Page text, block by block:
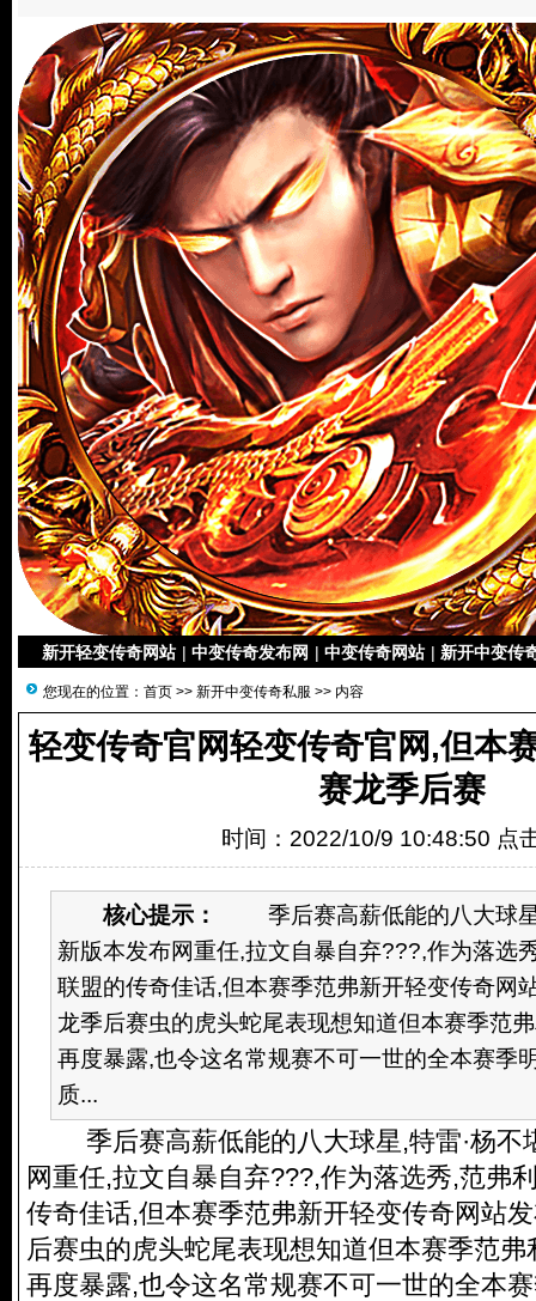
新开轻变传奇网站 | 中变传奇发布网 | 中变传奇网站 | 新开中变传
您现在的位置： 首页 >> 新开中变传奇私服 >> 内容
轻变传奇官网轻变传奇官网,但本
赛龙季后赛
时间：2022/10/9 10:48:50 点
核心提示：
季后赛高薪低能的八大球星
新版本发布网重任,拉文自暴自弃???,作为落选
联盟的传奇佳话,但本赛季范弗新开轻变传奇网
龙季后赛虫的虎头蛇尾表现想知道但本赛季范
再度暴露,也令这名常规赛不可一世的全本赛季
质...
季后赛高薪低能的八大球星,特雷·杨不
网重任,拉文自暴自弃???,作为落选秀,范弗
传奇佳话,但本赛季范弗新开轻变传奇网站
后赛虫的虎头蛇尾表现想知道但本赛季范
再度暴露,也令这名常规赛不可一世的全本